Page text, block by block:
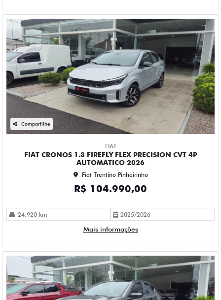
Compartilhe
FIAT
FIAT CRONOS 1.3 FIREFLY FLEX PRECISION CVT 4P
AUTOMATICO 2026
Fiat Trentino Pinheirinho
R$ 104.990,00
24.920 km 2025/2026
Mais informações